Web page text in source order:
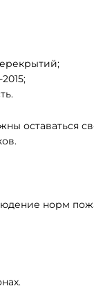
оставаться
норм